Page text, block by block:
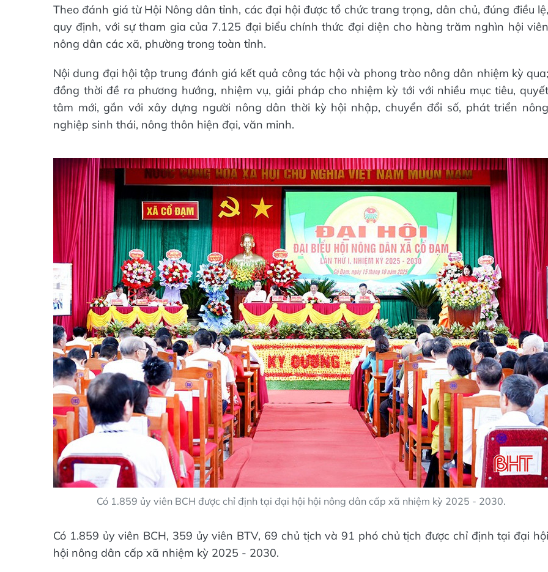
Theo đánh giá từ Hội Nông dân tỉnh, các đại hội được tổ chức trang trọng, dân chủ, đúng điều lệ,
quy định, với sự tham gia của 7.125 đại biểu chính thức đại diện cho hàng trăm nghìn hội viên
nông dân các xã, phường trong toàn tỉnh.
Nội dung đại hội tập trung đánh giá kết quả công tác hội và phong trào nông dân nhiệm kỳ qua;
đồng thời đề ra phương hướng, nhiệm vụ, giải pháp cho nhiệm kỳ tới với nhiều mục tiêu, quyết
tâm mới, gắn với xây dựng người nông dân thời kỳ hội nhập, chuyển đổi số, phát triển nông
nghiệp sinh thái, nông thôn hiện đại, văn minh.
Có 1.859 ủy viên BCH được chỉ định tại đại hội hội nông dân cấp xã nhiệm kỳ 2025 - 2030.
Có 1.859 ủy viên BCH, 359 ủy viên BTV, 69 chủ tịch và 91 phó chủ tịch được chỉ định tại đại hội
hội nông dân cấp xã nhiệm kỳ 2025 - 2030.